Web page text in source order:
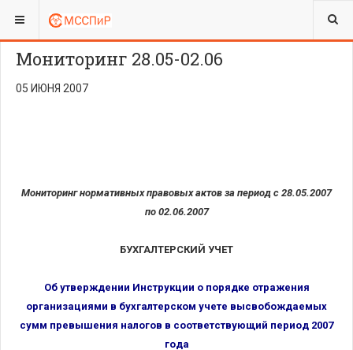
ВЫ ЗДЕСЬ:
Мониторинг 28.05-02.06
05 ИЮНЯ 2007
Мониторинг нормативных правовых актов за период с 28.05.2007
по 02.06.2007
БУХГАЛТЕРСКИЙ УЧЕТ
Об утверждении Инструкции о порядке отражения
организациями в бухгалтерском учете высвобождаемых
сумм превышения налогов в соответствующий период 2007
года